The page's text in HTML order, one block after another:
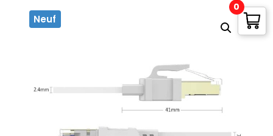
Neuf
0